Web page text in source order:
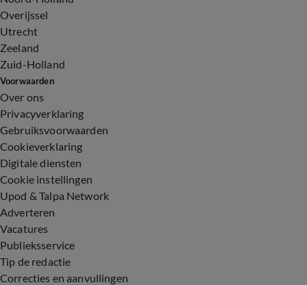
Overijssel
Utrecht
Zeeland
Zuid-Holland
Voorwaarden
Over ons
Privacyverklaring
Gebruiksvoorwaarden
Cookieverklaring
Digitale diensten
Cookie instellingen
Upod & Talpa Network
Adverteren
Vacatures
Publieksservice
Tip de redactie
Correcties en aanvullingen